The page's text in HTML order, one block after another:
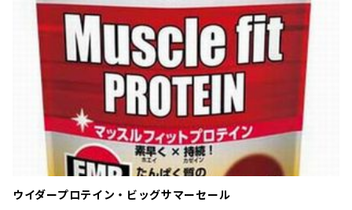
ウイダープロテイン・ビッグサマーセール